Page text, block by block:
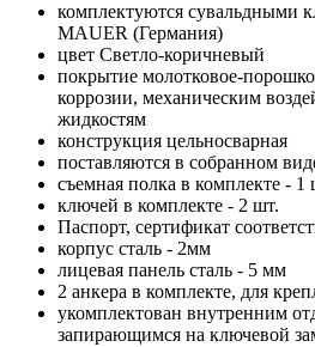
комплектуются сувальдными
MAUER (Германия)
цвет Светло-коричневый
покрытие молотковое-
коррозии, механическим
жидкостям
конструкция цельносварная
поставляются в собранном
съемная полка в комплекте - 1
ключей в комплекте - 2 шт.
Паспорт, сертификат
корпус сталь - 2мм
лицевая панель сталь - 5 мм
2 анкера в комплекте, для
укомплектован внутренним
запирающимся на ключевой